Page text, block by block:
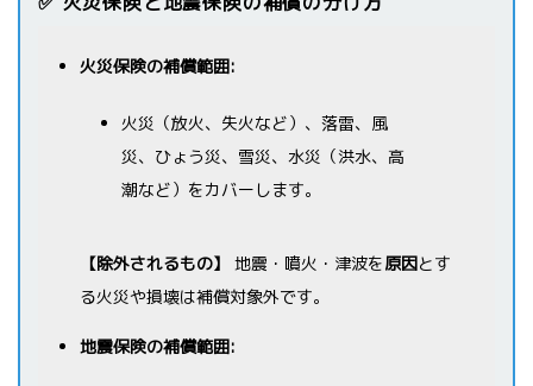
火災保険の補償範囲:
火災（放火、失火など）、落雷、風
災、ひょう災、雪災、水災（洪水、高
潮など）をカバーします。
【除外されるもの】 地震・噴火・津波を原因とす
る火災や損壊は補償対象外です。
地震保険の補償範囲: